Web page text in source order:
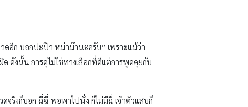
อีก บอกปะป๊า หม่าม๊านะครับ” เพราะแม้ว่า
ด ดังนั้น การดุไม่ใช่ทางเลือกที่ดีแต่การพูดคุยกับ
ดจริงก็บอก ฉี่ฉี่ พอพาไปนั่ง ก็ไม่มีฉี่ เจ้าตัวแสบก็